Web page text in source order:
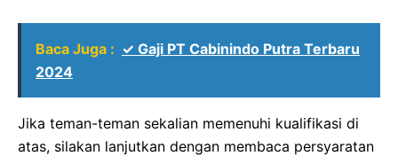
Baca Juga : ✓ Gaji PT Cabinindo Putra Terbaru
2024
Jika teman-teman sekalian memenuhi kualifikasi di
atas, silakan lanjutkan dengan membaca persyaratan